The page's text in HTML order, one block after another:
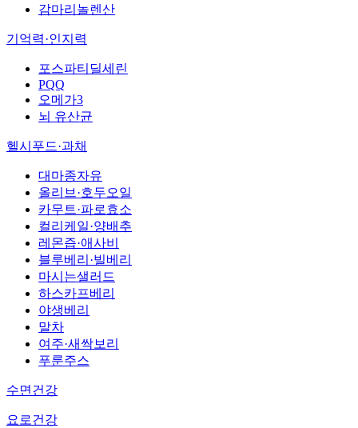
감마리놀렌산
기억력·인지력
포스파티딜세린
PQQ
오메가3
뇌 유산균
헬시푸드·과채
대마종자유
올리브·호두오일
카무트·파로효소
컬리케일·양배추
레몬즙·애사비
블루베리·빌베리
마시는샐러드
하스카프베리
야생베리
말차
여주·새싹보리
푸룬주스
수면건강
요로건강